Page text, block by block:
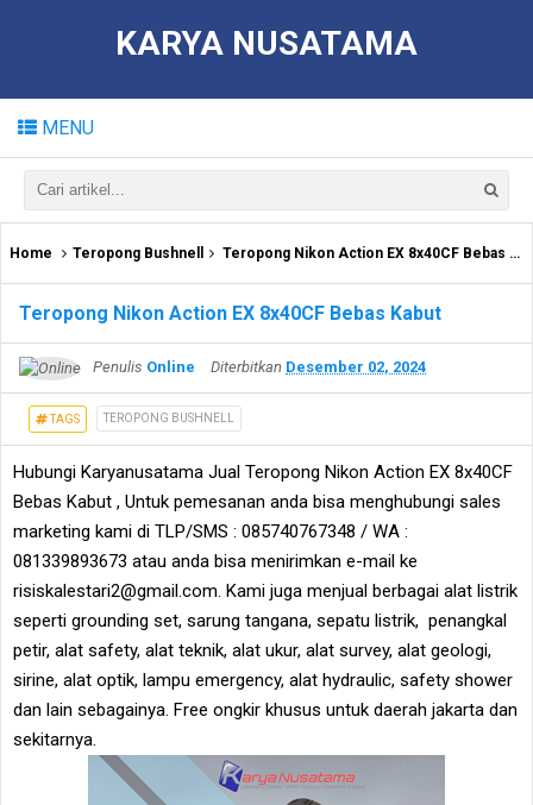
KARYA NUSATAMA
MENU
Home Teropong Bushnell Teropong Nikon Action EX 8x40CF Bebas Kabut
Teropong Nikon Action EX 8x40CF Bebas Kabut
Penulis Online Diterbitkan Desember 02, 2024
TAGS TEROPONG BUSHNELL
Hubungi Karyanusatama Jual Teropong Nikon Action EX 8x40CF
Bebas Kabut , Untuk pemesanan anda bisa menghubungi sales
marketing kami di TLP/SMS : 085740767348 / WA :
081339893673 atau anda bisa menirimkan e-mail ke
risiskalestari2@gmail.com. Kami juga menjual berbagai alat listrik
seperti grounding set, sarung tangana, sepatu listrik, penangkal
petir, alat safety, alat teknik, alat ukur, alat survey, alat geologi,
sirine, alat optik, lampu emergency, alat hydraulic, safety shower
dan lain sebagainya. Free ongkir khusus untuk daerah jakarta dan
sekitarnya.